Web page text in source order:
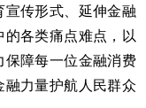
传形式、延伸金融
各类痛点难点，以
保障每一位金融消费
力量护航人民群众